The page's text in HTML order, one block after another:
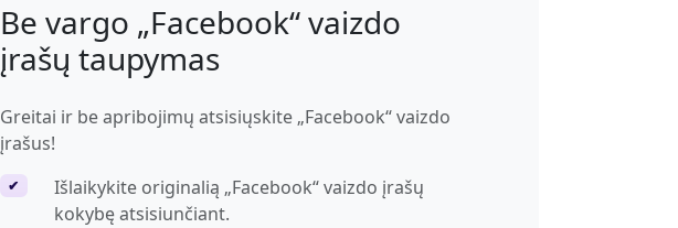
Be vargo „Facebook“ vaizdo
įrašų taupymas
Greitai ir be apribojimų atsisiųskite „Facebook“ vaizdo
įrašus!
✔
Išlaikykite originalią „Facebook“ vaizdo įrašų
kokybę atsisiunčiant.